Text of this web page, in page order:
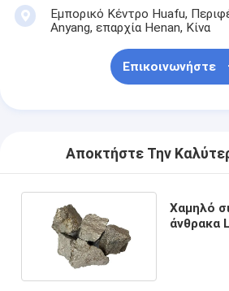
Εμπορικό Κέντρο Huafu,
Anyang, επαρχία Henan, Κίνα
Επικοινωνήστε
Αποκτήστε Την
Χαμηλό
άνθρακα